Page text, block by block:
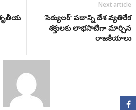
Next article
‘సెక్యులర్’ పదాన్ని దేశ వ్యతిరేక
శక్తులకు లాభసాటిగా మార్చిన
రాజకీయాలు